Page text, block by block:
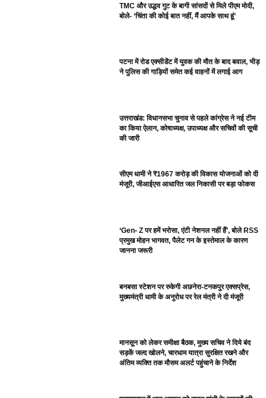
TMC और उद्धव गुट के बागी सांसदों से मिले पीएम मोदी,
बोले- ‘चिंता की कोई बात नहीं, मैं आपके साथ हूं’
पटना में रोड एक्सीडेंट में युवक की मौत के बाद बवाल, भीड़
ने पुलिस की गाड़ियों समेत कई वाहनों में लगाई आग
उत्तराखंड: विधानसभा चुनाव से पहले कांग्रेस ने नई टीम
का किया ऐलान, कोषाध्यक्ष, उपाध्यक्ष और सचिवों की सूची
की जारी
सीएम धामी ने ₹1967 करोड़ की विकास योजनाओं को दी
मंजूरी, जीआईएस आधारित जल निकासी पर बड़ा फोकस
‘Gen- Z पर हमें भरोसा, एंटी नेशनल नहीं हैं’, बोले RSS
प्रमुख मोहन भागवत, पैलेट गन के इस्तेमाल के कारण
जानना जरूरी
बनबसा स्टेशन पर रुकेगी अछनेरा-टनकपुर एक्सप्रेस,
मुख्यमंत्री धामी के अनुरोध पर रेल मंत्री ने दी मंजूरी
मानसून को लेकर समीक्षा बैठक, मुख्य सचिव ने दिये बंद
सड़कें जल्द खोलने, चारधाम यात्रा सुरक्षित रखने और
अंतिम व्यक्ति तक मौसम अलर्ट पहुंचाने के निर्देश